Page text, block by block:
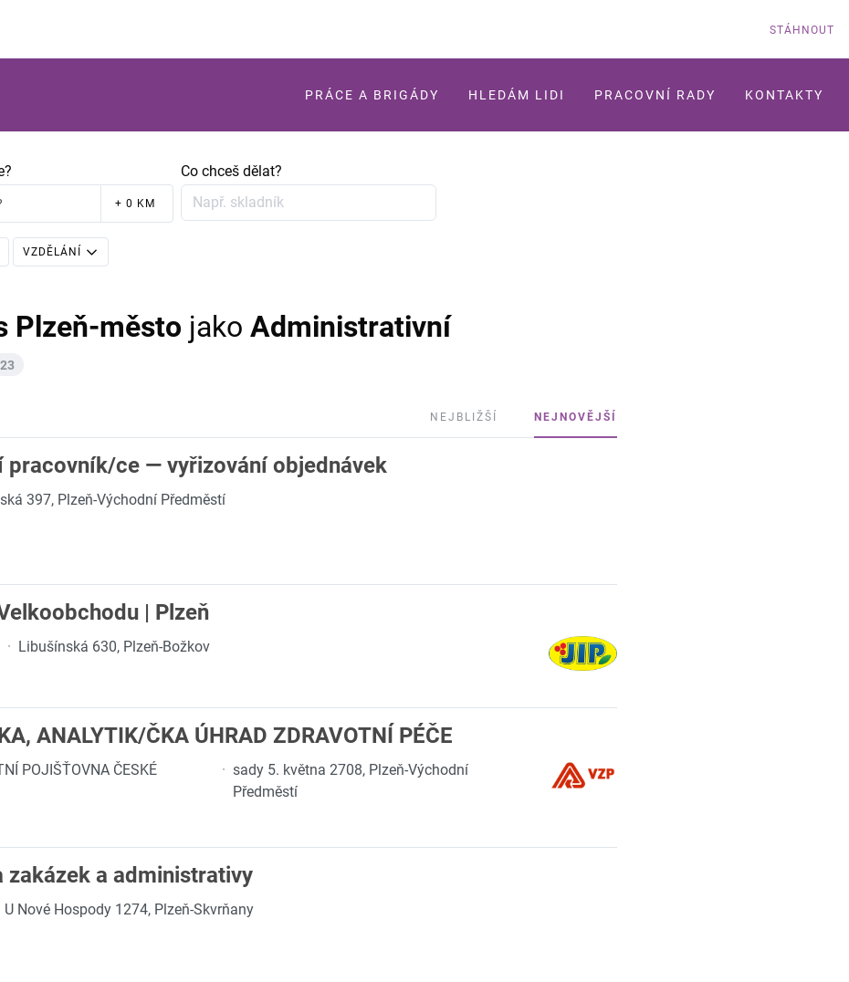
STÁHNOUT
PRÁCE A BRIGÁDY HLEDÁM LIDI PRACOVNÍ RADY KONTAKTY
+ 0 KM
Co chceš dělat?
VZDĚLÁNÍ
Plzeň-město jako Administrativní
23
NEJBLIŽŠÍ NEJNOVĚJŠÍ
pracovník/ce — vyřizování objednávek
397, Plzeň-Východní Předměstí
| Plzeň
· Libušínská 630, Plzeň-Božkov
ANALYTIK/ČKA ÚHRAD ZDRAVOTNÍ PÉČE
POJIŠŤOVNA ČESKÉ
· sady 5. května 2708, Plzeň-Východní
Předměstí
a administrativy
U Nové Hospody 1274, Plzeň-Skvrňany